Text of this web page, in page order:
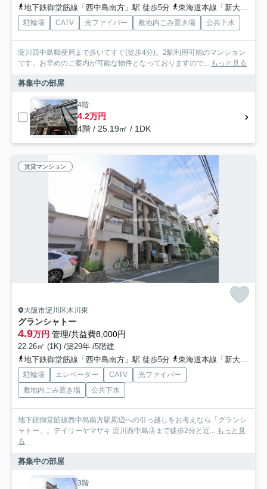
地下鉄御堂筋線「西中島南方」駅 徒歩5分
東海道本線「新大阪」駅 徒歩8分
駐輪場 CATV 光ファイバー 敷地内ごみ置き場 公共下水
淀川西中島郵便局まで歩いてすぐ(徒歩4分)。2駅利用可能のマンション
です。お早めのご案内が可能な物件となっておりますので... もっと見る
募集中の部屋
4階
4.2万円
4階 / 25.19㎡ / 1DK
賃貸マンション
大阪市淀川区木川東
グランシャトー
4.9万円 管理/共益費8,000円
22.26㎡ (1K) /築29年 /5階建
地下鉄御堂筋線「西中島南方」駅 徒歩5分
東海道本線「新大阪」駅 徒歩15分
駐輪場 エレベーター CATV
光ファイバー
敷地内ごみ置き場
公共下水
地下鉄御堂筋線西中島南方駅周辺への引っ越しをお考えなら「グランシ
ャトー」。デイリーヤマザキ 淀川西中島店まで徒歩2分と近... もっと見
る
募集中の部屋
3階